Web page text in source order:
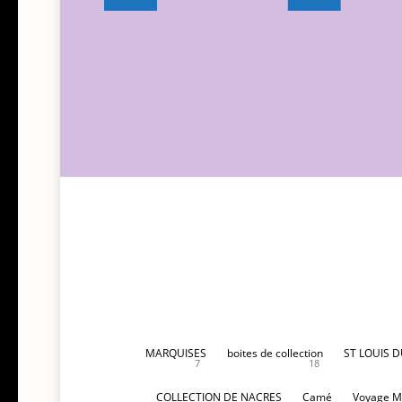
135,00€.
120,00€.
MARQUISES
7
boites de collection
18
ST LOUIS
COLLECTION DE NACRES Camé Voyage